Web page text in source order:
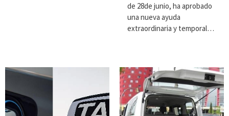
de 28de junio, ha aprobado
una nueva ayuda
extraordinaria y temporal…